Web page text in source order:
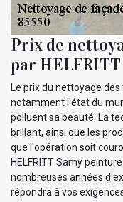
Prix de
par
Le prix du nettoyage
notamment l'état du
polluent sa beauté. La
brillant, ainsi que les
que l'opération soit
HELFRITT Samy
nombreuses années
répondra à vos